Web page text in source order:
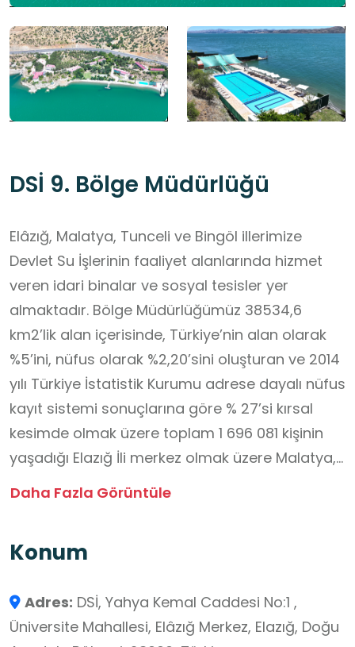
DSİ 9. Bölge Müdürlüğü
Elâzığ, Malatya, Tunceli ve Bingöl illerimize
Devlet Su İşlerinin faaliyet alanlarında hizmet
veren idari binalar ve sosyal tesisler yer
almaktadır. Bölge Müdürlüğümüz 38534,6
km2’lik alan içerisinde, Türkiye’nin alan olarak
%5’ini, nüfus olarak %2,20’sini oluşturan ve 2014
yılı Türkiye İstatistik Kurumu adrese dayalı nüfus
kayıt sistemi sonuçlarına göre % 27’si kırsal
kesimde olmak üzere toplam 1 696 081 kişinin
yaşadığı Elazığ İli merkez olmak üzere Malatya,
Tunceli, Bingöl İlleri ile Erzincan İlinin Kemaliye
aşamalarından itibaren her safhasında faaliyet
DSI 9.Bölge Müdürlüğü 1.3.1954 tarihinde 6200
sayılı Kanunla kurulan Devlet Su İşleri Genel
Daha Fazla Görüntüle
Konum
Adres: DSİ, Yahya Kemal Caddesi No:1 ,
Üniversite Mahallesi, Elâzığ Merkez, Elazığ, Doğu